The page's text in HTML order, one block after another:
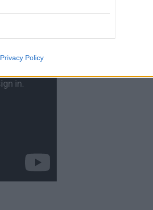
Privacy Policy